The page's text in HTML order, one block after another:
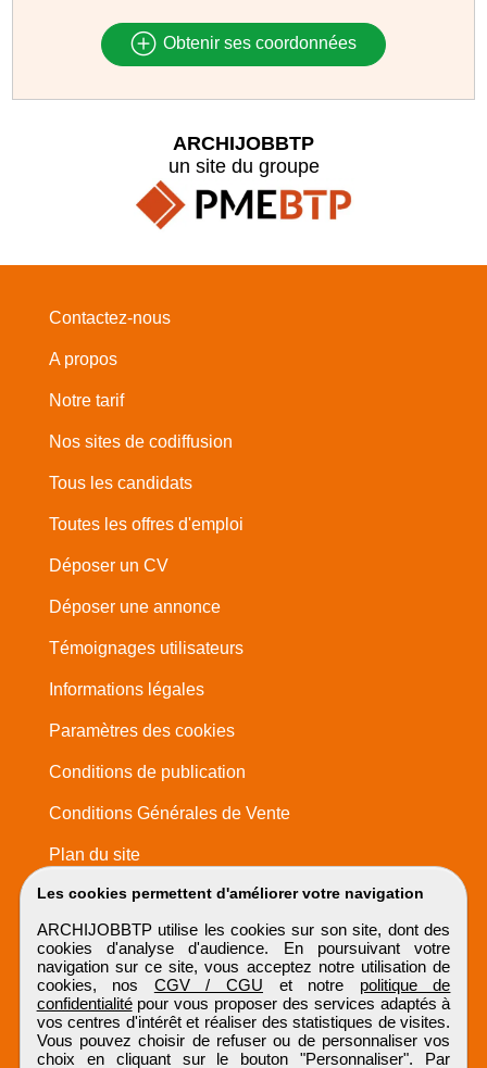
Obtenir ses coordonnées
Les cookies permettent d'améliorer votre navigation
ARCHIJOBBTP utilise les cookies sur son site, dont des
cookies d'analyse d'audience. En poursuivant votre
navigation sur ce site, vous acceptez notre utilisation de
cookies, nos CGV / CGU et notre politique de
confidentialitépour vous proposer des services adaptés à
vos centres d'intérêt et réaliser des statistiques de visites.
Vous pouvez choisir de refuser ou de personnaliser vos
choix en cliquant sur le bouton "Personnaliser". Par
ARCHIJOBBTP
un site du groupe
Contactez-nous
A propos
Notre tarif
Nos sites de codiffusion
Tous les candidats
Toutes les offres d'emploi
Déposer un CV
Déposer une annonce
Témoignages utilisateurs
Informations légales
Paramètres des cookies
Conditions de publication
Conditions Générales de Vente
Plan du site